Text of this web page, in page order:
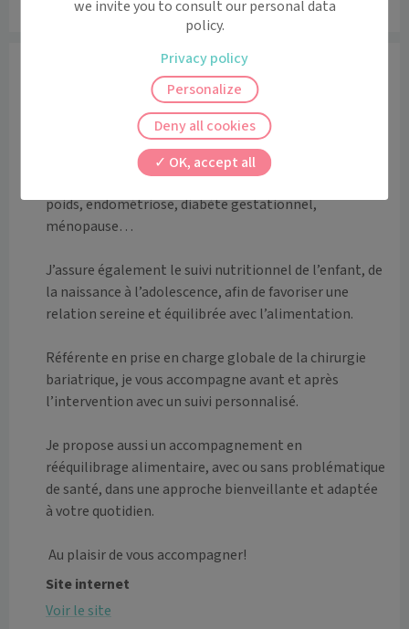
Leaflet|© OpenStreetMapcontributors
Océane BAUBRON
Diététicienne diplômée depuis 2013
Spécialisée dans la santé de la femme, je vous
accompagne à chaque étape de votre vie : perte de
poids, endométriose, diabète gestationnel,
ménopause…
J’assure également le suivi nutritionnel de l’enfant, de
la naissance à l’adolescence, afin de favoriser une
relation sereine et équilibrée avec l’alimentation.
Référente en prise en charge globale de la chirurgie
bariatrique, je vous accompagne avant et après
l’intervention avec un suivi personnalisé.
Je propose aussi un accompagnement en
rééquilibrage alimentaire, avec ou sans problématique
de santé, dans une approche bienveillante et adaptée
à votre quotidien.
Site internet
Voir le site
we invite you to consult our personal data
policy.
OK, accept all
Deny all cookies
Personalize
Privacy policy